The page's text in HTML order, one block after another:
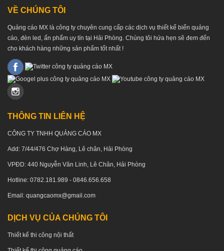
VỀ CHÚNG TÔI
Quảng cáo MX là công ty chuyên cung cấp các dịch vụ thiết kế biển quảng
cáo, đèn led, ấn phẩm uy tín tại Hải Phòng. Chúng tôi hứa hẹn sẽ đem đến
cho khách hàng những sản phẩm tốt nhất !
THÔNG TIN LIÊN HỆ
CÔNG TY TNHH QUẢNG CÁO MX
Add: 7/44/476 Chợ Hàng, Lê chân, Hải Phòng
VPĐD: 440 Nguyễn Văn Linh, Lê Chân, Hải Phòng
Hotline: 0782.181.989 - 0846.656.658
Email: quangcaomx@gmail.com
DỊCH VỤ CỦA CHÚNG TÔI
Thiết kế thi công nội thất